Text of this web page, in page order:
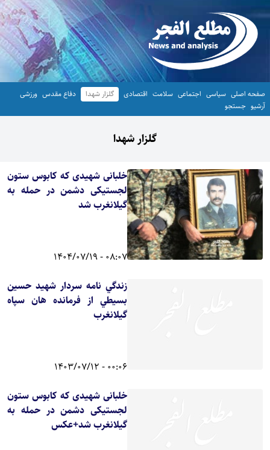
صفحه اصلی سیاسی اجتماعی سلامت اقتصادی گلزار شهدا دفاع مقدس ورزشی
آرشیو جستجو
گلزار شهدا
خلبانی شهیدی که کابوس ستون
لجستیکی دشمن در حمله به
گیلانغرب شد
08:07 - 1404/07/19
زندگي نامه سردار شهيد حسين
بسيطي از فرمانده هان سپاه
گيلانغرب
00:06 - 1403/07/12
خلبانی شهیدی که کابوس ستون
لجستیکی دشمن در حمله به
گیلانغرب شد+عکس